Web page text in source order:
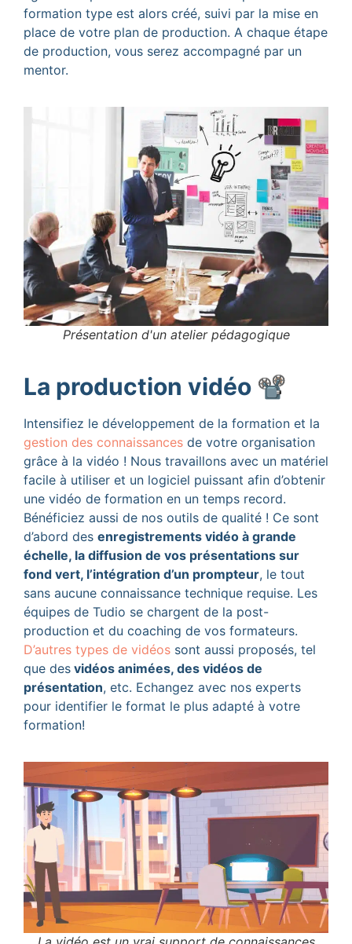
formation type est alors créé, suivi par la mise en
place de votre plan de production. A chaque étape
de production, vous serez accompagné par un
mentor.
Présentation d'un atelier pédagogique
La production vidéo 📽️
Intensifiez le développement de la formation et la
gestion des connaissances de votre organisation
grâce à la vidéo ! Nous travaillons avec un matériel
facile à utiliser et un logiciel puissant afin d’obtenir
une vidéo de formation en un temps record.
Bénéficiez aussi de nos outils de qualité ! Ce sont
d’abord des enregistrements vidéo à grande
échelle, la diffusion de vos présentations sur
fond vert, l’intégration d’un prompteur, le tout
sans aucune connaissance technique requise. Les
équipes de Tudio se chargent de la post-
production et du coaching de vos formateurs.
D’autres types de vidéos sont aussi proposés, tel
que des vidéos animées, des vidéos de
présentation, etc. Echangez avec nos experts
pour identifier le format le plus adapté à votre
formation!